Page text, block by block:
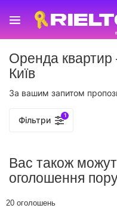
Оренда
Київ
За вашим запитом
Фільтри 1
Вас також
оголошення
20 оголошень